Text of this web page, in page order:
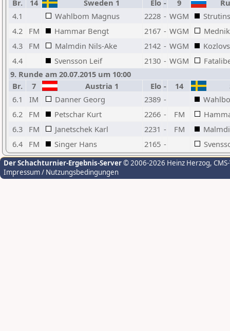
Br.
14 Sweden 1 Elo - 9
4.1
Wahlbom Magnus 2228 - WGM
4.2
FM Hammar Bengt 2167 - WGM
4.3
FM Malmdin Nils-Ake 2142 - WGM
4.4
Svensson Leif 2130 - WGM
9. Runde am 20.07.2015 um 10:00
Br.
7 Austria 1 Elo - 14
6.1
IM Danner Georg 2389 -
6.2
FM Petschar Kurt 2266 - FM
6.3
FM Janetschek Karl 2231 - FM
6.4
FM Singer Hans 2165 -
Der Schachturnier-Ergebnis-Server© 2006-2026 Heinz Herzog,
Impressum / Nutzungsbedingungen